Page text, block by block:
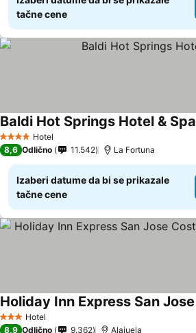
tačne cene
4 ZvezdiceHotel
Baldi Hot Springs Hotel & Spa
8,6 Odlično 11.542 La Fortuna
Izaberi datume da bi se prikazale
tačne cene
3 Zvezdice
Hotel
8,9 Odlično 9.362 Alajuela